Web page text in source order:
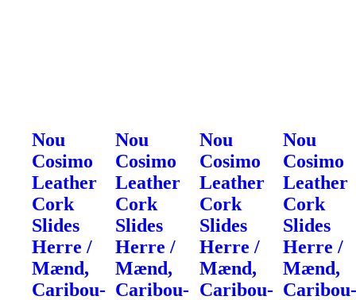
Nou
Cosimo
Leather
Cork
Slides
Herre /
Mænd,
Caribou-
Nou
Cosimo
Leather
Cork
Slides
Herre /
Mænd,
Caribou-
Nou
Cosimo
Leather
Cork
Slides
Herre /
Mænd,
Caribou-
Nou
Cosimo
Leather
Cork
Slides
Herre /
Mænd,